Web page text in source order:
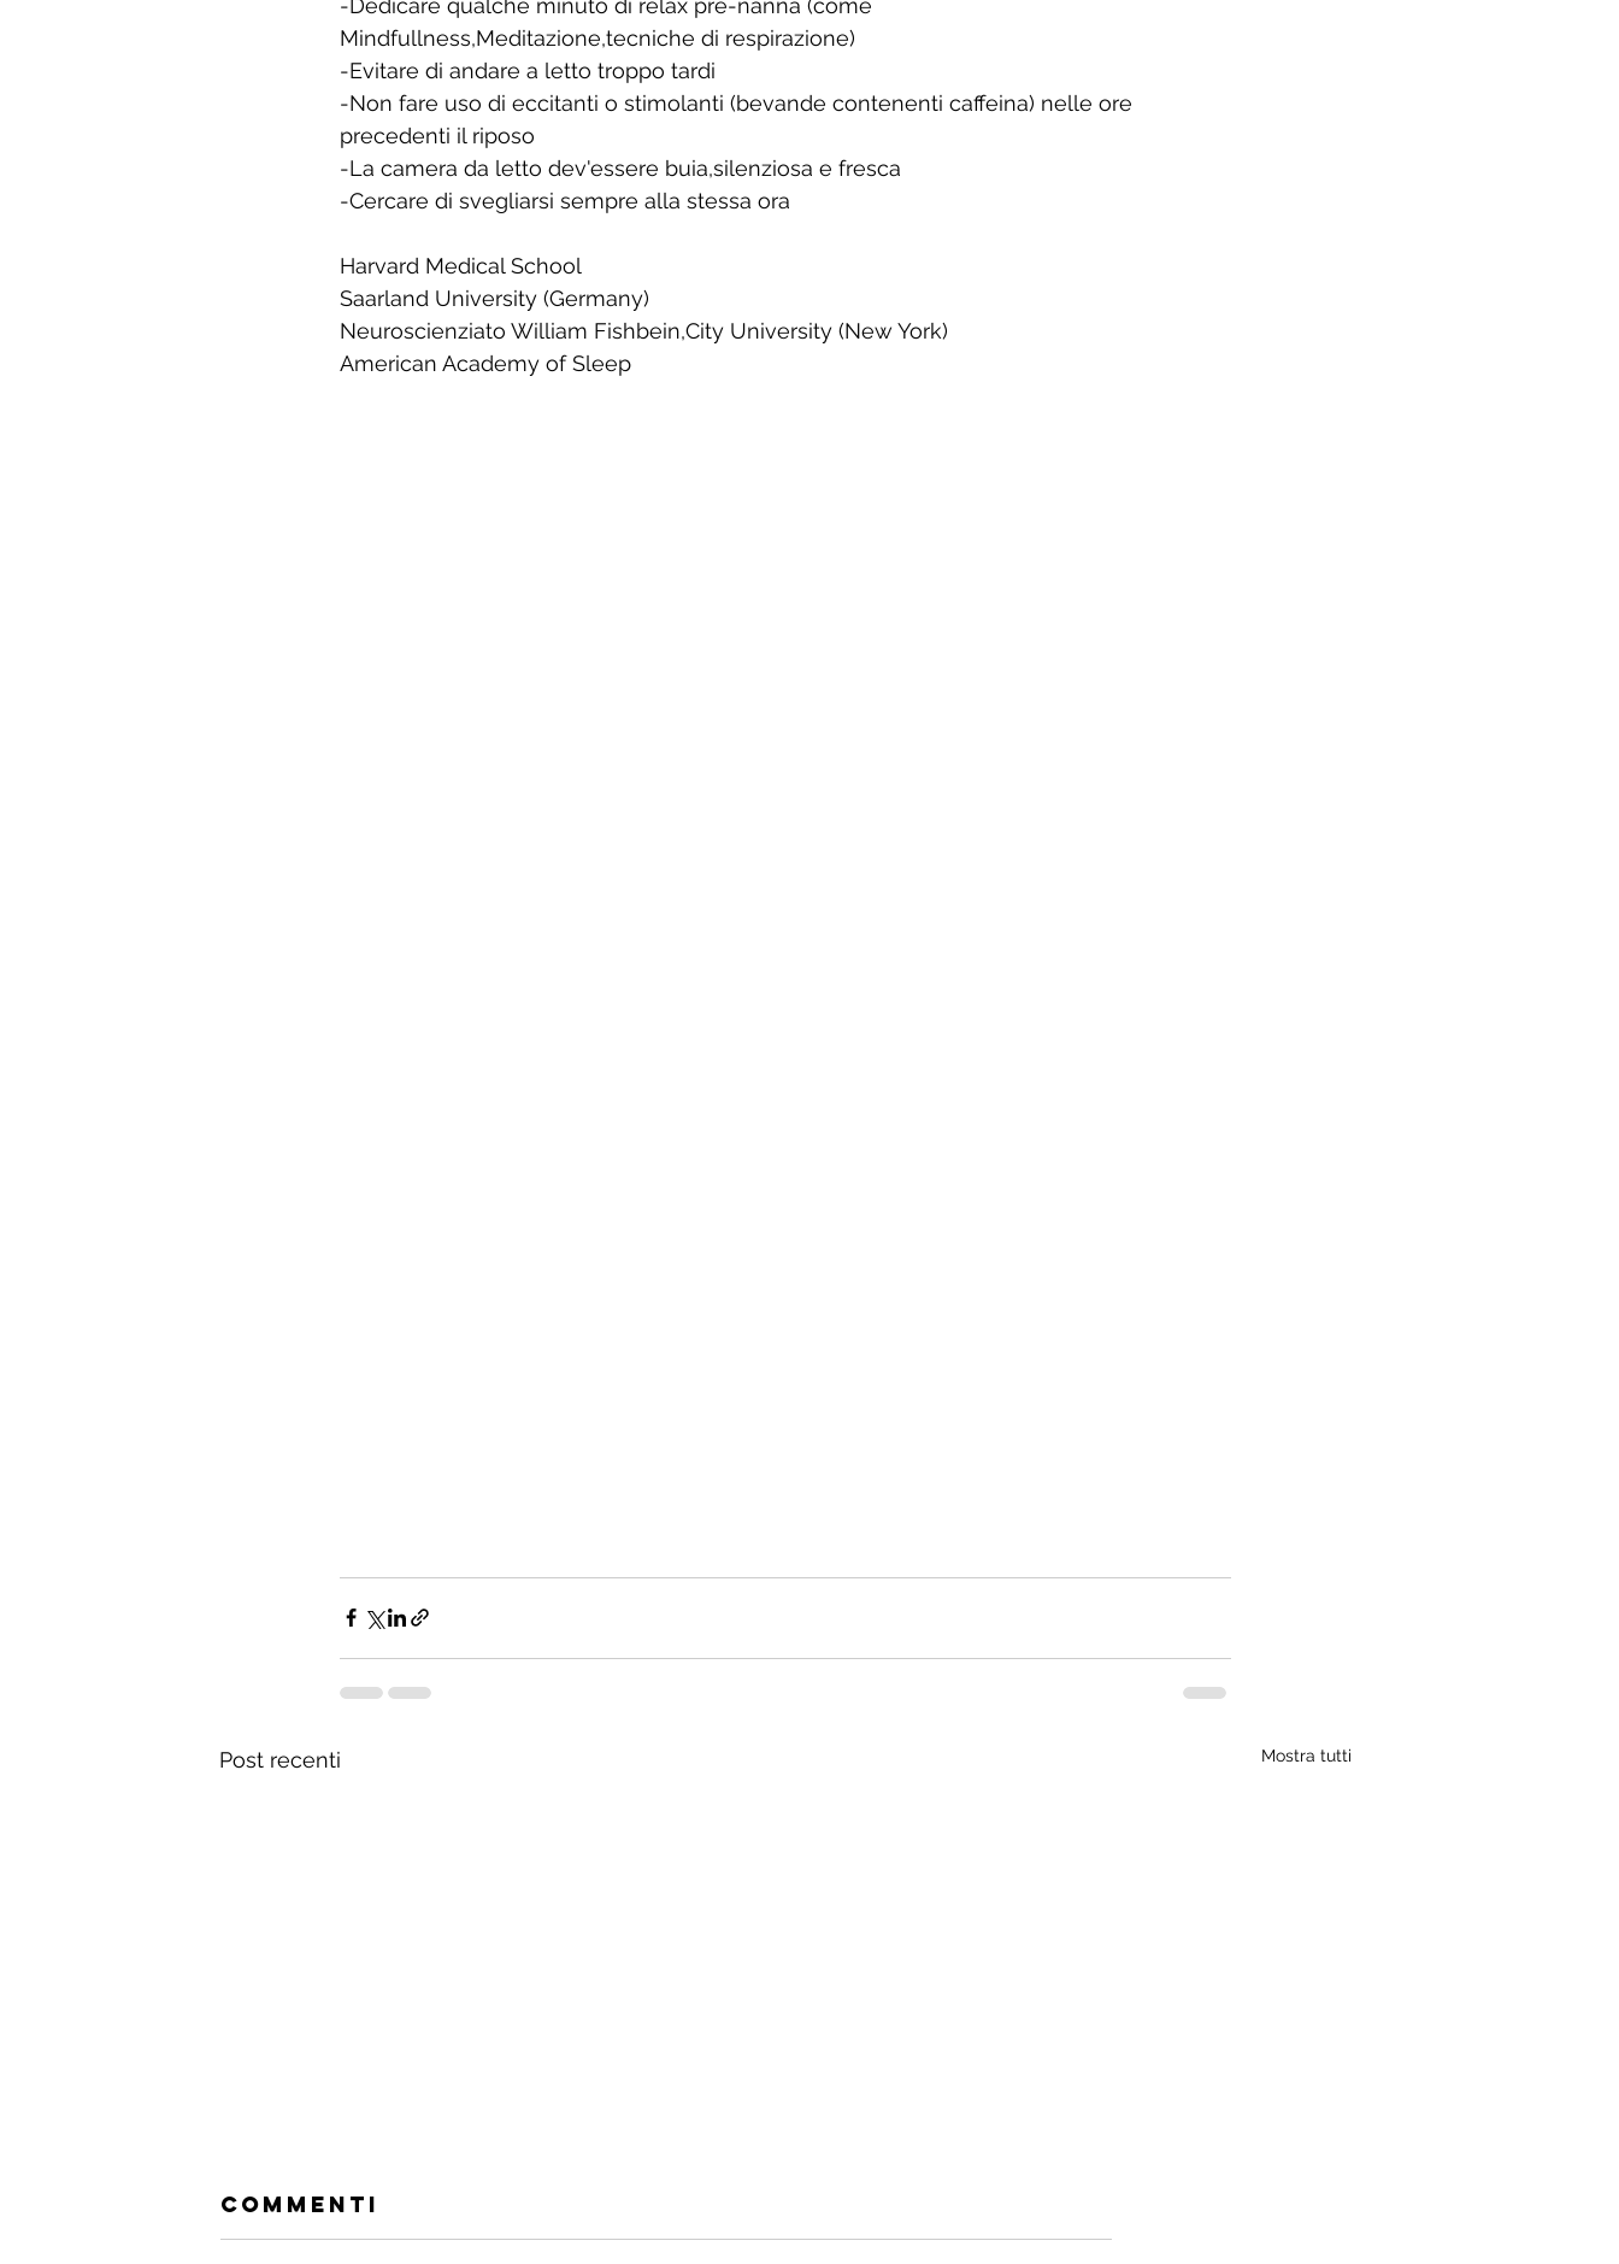
-Dedicare qualche minuto di relax pre-nanna (come
Mindfullness,Meditazione,tecniche di respirazione)
-Evitare di andare a letto troppo tardi
-Non fare uso di eccitanti o stimolanti (bevande contenenti caffeina) nelle ore
precedenti il riposo
-La camera da letto dev'essere buia,silenziosa e fresca
-Cercare di svegliarsi sempre alla stessa ora
Harvard Medical School
Saarland University (Germany)
Neuroscienziato William Fishbein,City University (New York)
American Academy of Sleep
Post recenti Mostra tutti
Commenti